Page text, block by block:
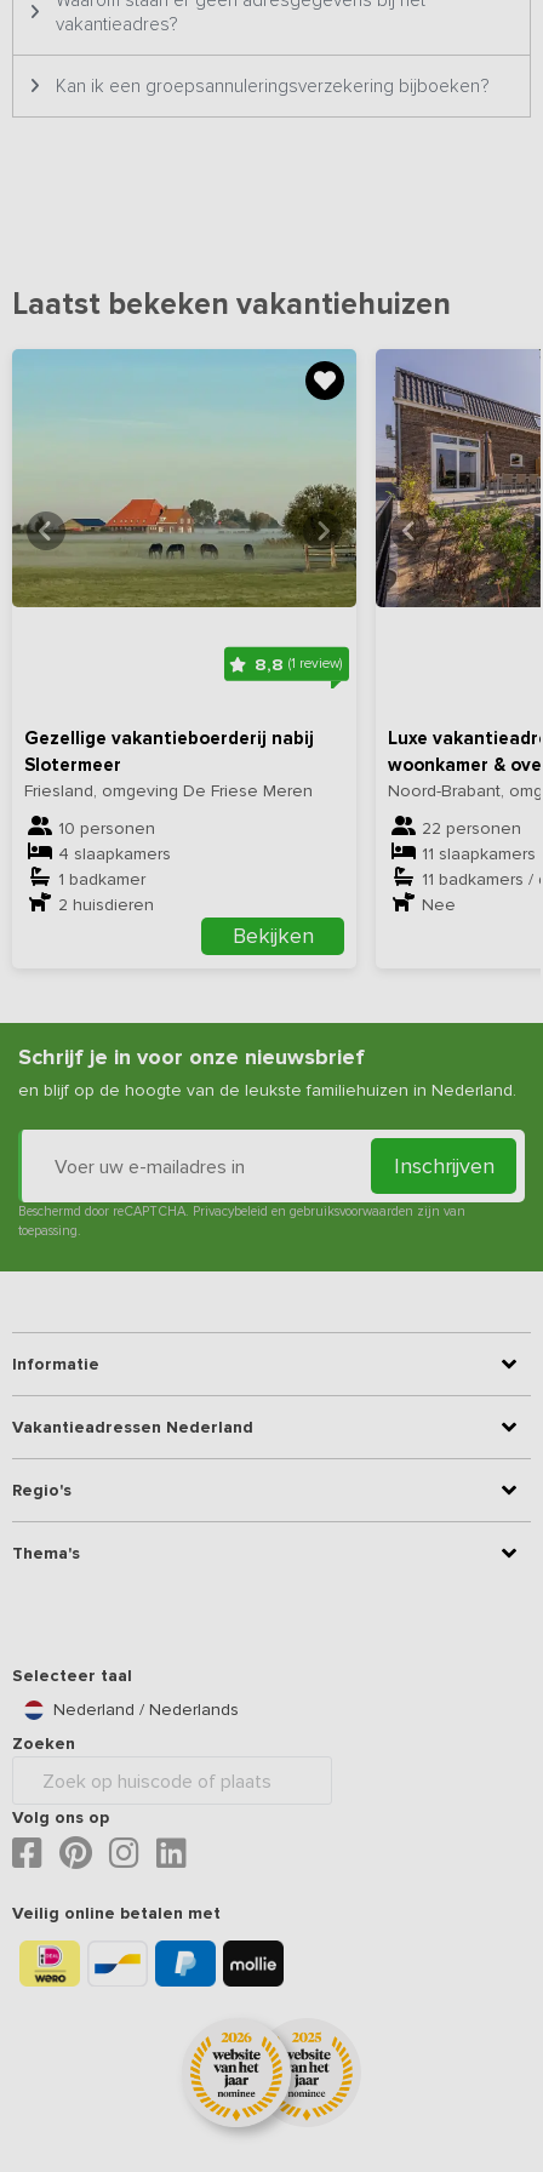
vakantieadres?
Kan ik een groepsannuleringsverzekering bijboeken?
Laatst bekeken vakantiehuizen
8,8 (1 review)
Gezellige vakantieboerderij nabij
Slotermeer
Friesland, omgeving De Friese Meren
10 personen
4 slaapkamers
1 badkamer
2 huisdieren
Bekijken
Bekijkhieralle foto's
Luxe
woonkamer &
Noord-Brabant,
22 personen
11 slaapkamers
11 badkamers /
Nee
Bekijk
Schrijf je in voor onze nieuwsbrief
en blijf op de hoogte van de leukste familiehuizen in Nederland.
Inschrijven
Beschermd door reCAPTCHA. Privacybeleid en gebruiksvoorwaarden zijn van
toepassing.
Informatie
Vakantieadressen Nederland
Regio's
Thema's
Selecteer taal
Nederland / Nederlands
Zoeken
Volg ons op
Veilig online betalen met